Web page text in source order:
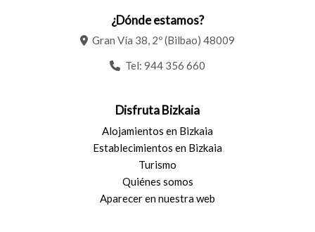
¿Dónde estamos?
Gran Vía 38, 2º (Bilbao) 48009
Tel: 944 356 660
Disfruta Bizkaia
Alojamientos en Bizkaia
Establecimientos en Bizkaia
Turismo
Quiénes somos
Aparecer en nuestra web